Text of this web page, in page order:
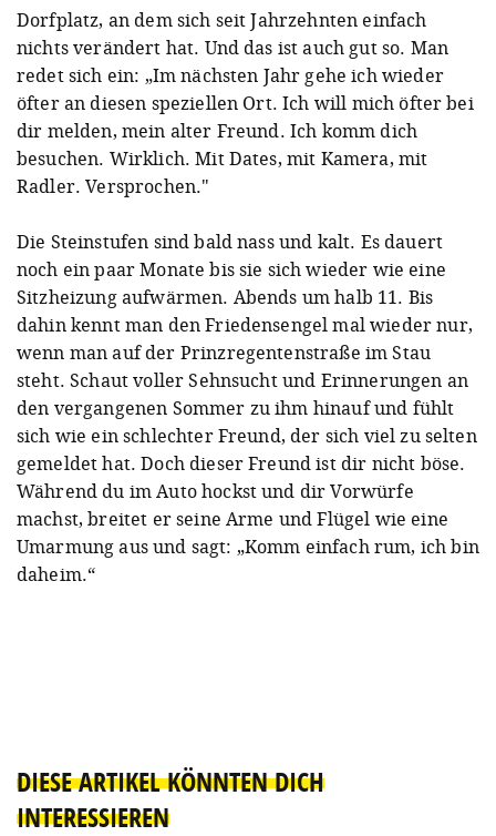
Dorfplatz, an dem sich seit Jahrzehnten einfach
nichts verändert hat. Und das ist auch gut so. Man
redet sich ein: „Im nächsten Jahr gehe ich wieder
öfter an diesen speziellen Ort. Ich will mich öfter bei
dir melden, mein alter Freund. Ich komm dich
besuchen. Wirklich. Mit Dates, mit Kamera, mit
Radler. Versprochen."
Die Steinstufen sind bald nass und kalt. Es dauert
noch ein paar Monate bis sie sich wieder wie eine
Sitzheizung aufwärmen. Abends um halb 11. Bis
dahin kennt man den Friedensengel mal wieder nur,
wenn man auf der Prinzregentenstraße im Stau
steht. Schaut voller Sehnsucht und Erinnerungen an
den vergangenen Sommer zu ihm hinauf und fühlt
sich wie ein schlechter Freund, der sich viel zu selten
gemeldet hat. Doch dieser Freund ist dir nicht böse.
Während du im Auto hockst und dir Vorwürfe
machst, breitet er seine Arme und Flügel wie eine
Umarmung aus und sagt: „Komm einfach rum, ich bin
daheim.“
DIESE ARTIKEL KÖNNTEN DICH
INTERESSIEREN